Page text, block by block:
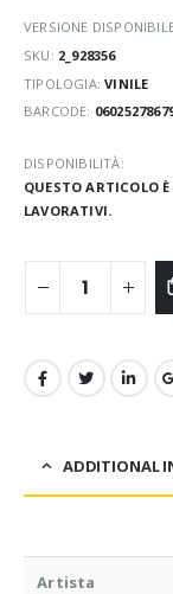
VERSIONE
SKU: 2_928356
TIPOLOGIA:VINILE
BARCODE:
DISPONIBILITÀ:
QUESTO ARTICOLO
LAVORATIVI.
ADDITIONAL
Artista